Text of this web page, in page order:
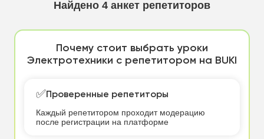
Найдено 4 анкет репетиторов
Почему стоит выбрать уроки
Электротехники с репетитором на BUKI
✅Проверенные репетиторы
Каждый репетитором проходит модерацию
после регистрации на платформе